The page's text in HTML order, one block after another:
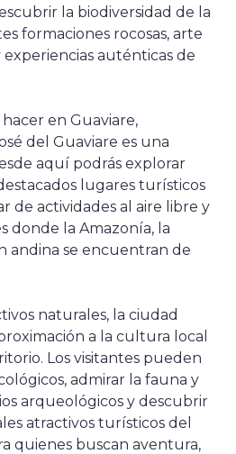
la biodiversidad de la
formaciones rocosas, arte
auténticas de
en Guaviare,
del Guaviare es una
aquí podrás explorar
lugares turísticos
de actividades al aire libre y
donde la Amazonía, la
andina se encuentran de
naturales, la ciudad
a la cultura local
Los visitantes pueden
admirar la fauna y
arqueológicos y descubrir
atractivos turísticos del
quienes buscan aventura,